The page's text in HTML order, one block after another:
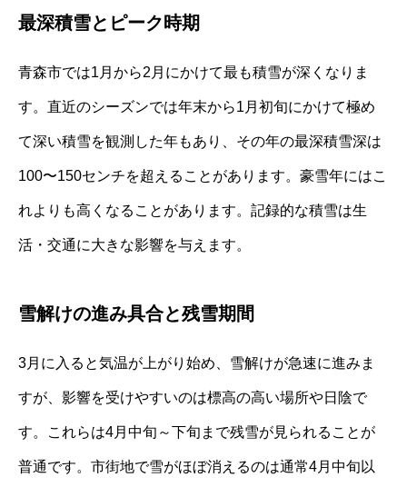
最深積雪とピーク時期
青森市では1月から2月にかけて最も積雪が深くなりま
す。直近のシーズンでは年末から1月初旬にかけて極め
て深い積雪を観測した年もあり、その年の最深積雪深は
100〜150センチを超えることがあります。豪雪年にはこ
れよりも高くなることがあります。記録的な積雪は生
活・交通に大きな影響を与えます。
雪解けの進み具合と残雪期間
3月に入ると気温が上がり始め、雪解けが急速に進みま
すが、影響を受けやすいのは標高の高い場所や日陰で
す。これらは4月中旬～下旬まで残雪が見られることが
普通です。市街地で雪がほぼ消えるのは通常4月中旬以